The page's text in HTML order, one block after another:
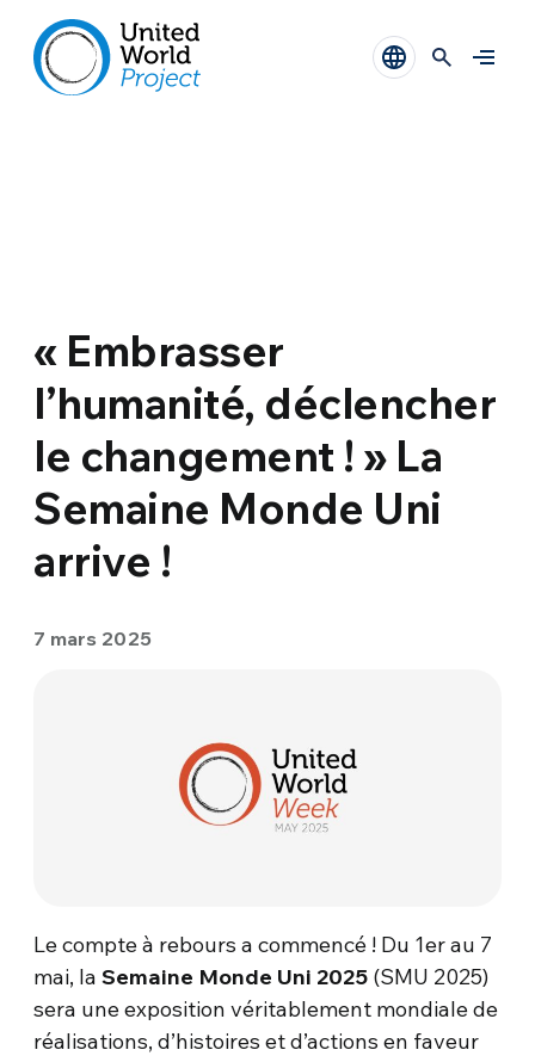
« Embrasser
l’humanité, déclencher
le changement ! » La
Semaine Monde Uni
arrive !
7 mars 2025
Le compte à rebours a commencé ! Du 1er au 7
mai, laSemaine Monde Uni 2025 (SMU 2025)
sera une exposition véritablement mondiale de
réalisations, d’histoires et d’actions en faveur